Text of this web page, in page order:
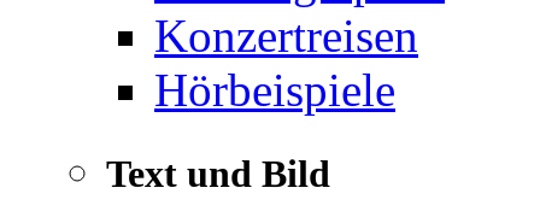
Konzertreisen
Hörbeispiele
Text und Bild